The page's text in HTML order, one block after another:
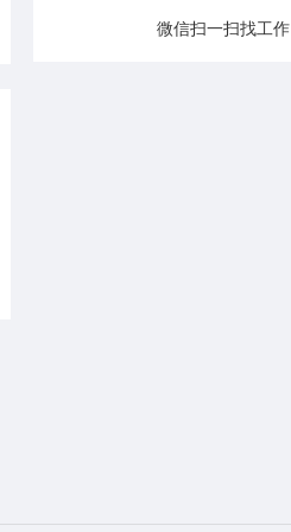
微信扫一扫找工作